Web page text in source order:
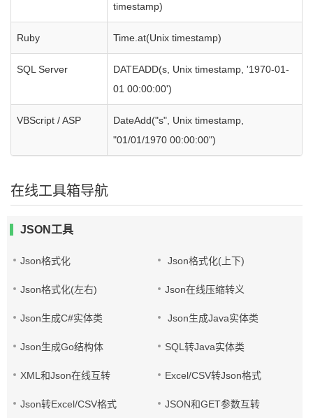
timestamp)
Ruby Time.at(Unix timestamp)
SQL Server
DATEADD(s, Unix timestamp, '1970-01-
01 00:00:00')
VBScript / ASP
DateAdd("s", Unix timestamp,
"01/01/1970 00:00:00")
在线工具箱导航
JSON工具
Json格式化 Json格式化(上下)
Json格式化(左右) Json在线压缩转义
Json生成C#实体类 Json生成Java实体类
Json生成Go结构体 SQL转Java实体类
XML和Json在线互转 Excel/CSV转Json格式
Json转Excel/CSV格式 JSON和GET参数互转